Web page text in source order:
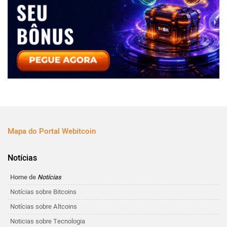
Mapa do Portal Webitcoin
Notícias
Home de Notícias
Notícias sobre Bitcoins
Notícias sobre Altcoins
Noticias sobre Tecnologia